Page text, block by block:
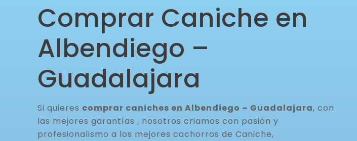
Comprar Caniche en
Albendiego –
Guadalajara
Si quieres comprar caniches en Albendiego – Guadalajara, con
las mejores garantías , nosotros criamos con pasión y
profesionalismo a los mejores cachorros de Caniche,